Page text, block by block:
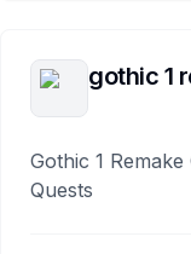
gothic 1
Gothic 1
Quests